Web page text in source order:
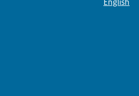
English